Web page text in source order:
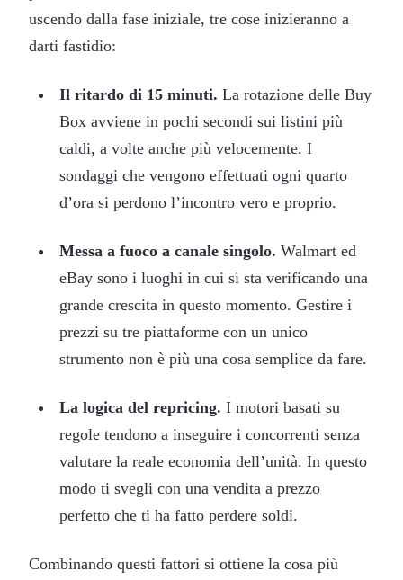
uscendo dalla fase iniziale, tre cose inizieranno a
darti fastidio:
Il ritardo di 15 minuti. La rotazione delle Buy
Box avviene in pochi secondi sui listini più
caldi, a volte anche più velocemente. I
sondaggi che vengono effettuati ogni quarto
d’ora si perdono l’incontro vero e proprio.
Messa a fuoco a canale singolo. Walmart ed
eBay sono i luoghi in cui si sta verificando una
grande crescita in questo momento. Gestire i
prezzi su tre piattaforme con un unico
strumento non è più una cosa semplice da fare.
La logica del repricing. I motori basati su
regole tendono a inseguire i concorrenti senza
valutare la reale economia dell’unità. In questo
modo ti svegli con una vendita a prezzo
perfetto che ti ha fatto perdere soldi.
Combinando questi fattori si ottiene la cosa più